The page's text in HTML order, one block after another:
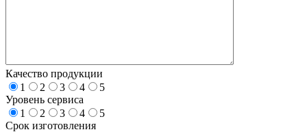
Качество продукции
1
2 3 4
5
Уровень сервиса
1
2 3 4
5
Срок изготовления